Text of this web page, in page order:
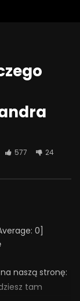
obecności
577 24
0]
naszą stronę:
tam